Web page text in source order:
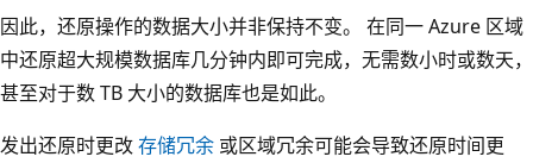
因此，还原操作的数据大小并非保持不变。 在同一 Azure 区域
中还原超大规模数据库几分钟内即可完成，无需数小时或数天，
甚至对于数 TB 大小的数据库也是如此。
发出还原时更改存储冗余 或区域冗余可能会导致还原时间更